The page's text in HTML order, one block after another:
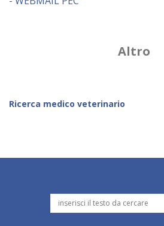
Altro
Ricerca medico veterinario